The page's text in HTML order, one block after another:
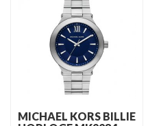
MICHAEL KORS BILLIE